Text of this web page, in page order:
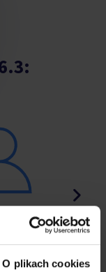
O plikach cookies